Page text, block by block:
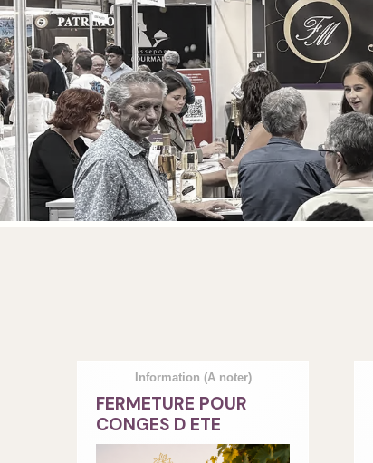
Information (A noter)
FERMETURE POUR
CONGES D ETE